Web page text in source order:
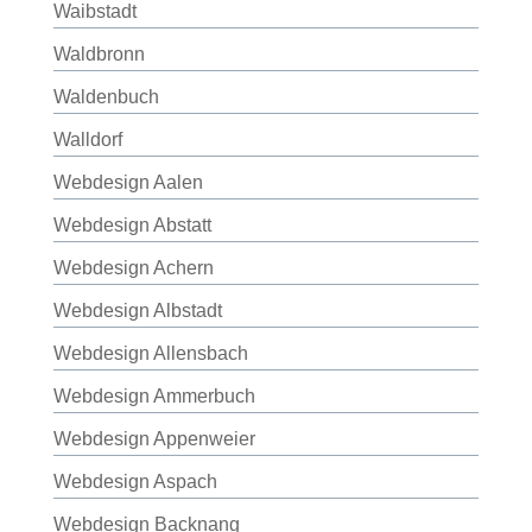
Waibstadt
Waldbronn
Waldenbuch
Walldorf
Webdesign Aalen
Webdesign Abstatt
Webdesign Achern
Webdesign Albstadt
Webdesign Allensbach
Webdesign Ammerbuch
Webdesign Appenweier
Webdesign Aspach
Webdesign Backnang